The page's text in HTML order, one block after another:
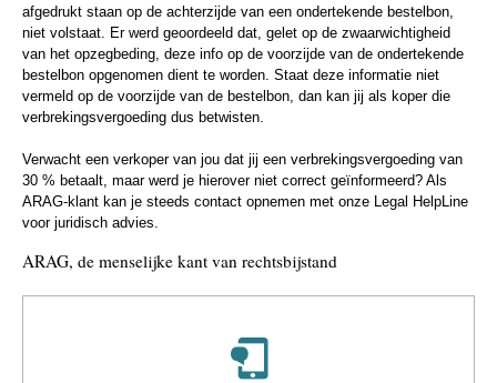
afgedrukt staan op de achterzijde van een ondertekende bestelbon,
niet volstaat. Er werd geoordeeld dat, gelet op de zwaarwichtigheid
van het opzegbeding, deze info op de voorzijde van de ondertekende
bestelbon opgenomen dient te worden. Staat deze informatie niet
vermeld op de voorzijde van de bestelbon, dan kan jij als koper die
verbrekingsvergoeding dus betwisten.
Verwacht een verkoper van jou dat jij een verbrekingsvergoeding van
30 % betaalt, maar werd je hierover niet correct geïnformeerd? Als
ARAG-klant kan je steeds contact opnemen met onze Legal HelpLine
voor juridisch advies.
ARAG, de menselijke kant van rechtsbijstand